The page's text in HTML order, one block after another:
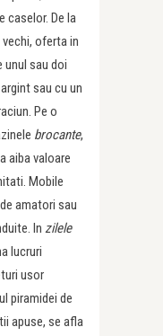
caselor. De la
oferta in
unul sau doi
sau cu un
Pe o
brocante,
aiba valoare
Mobile
amatori sau
In zilele
lucruri
usor
piramidei de
apuse, se afla